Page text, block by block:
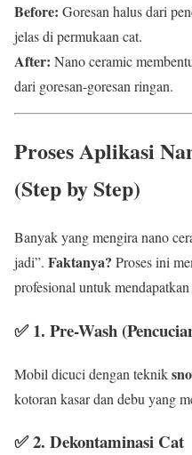
Before: Goresan halus dari
jelas di permukaan cat.
After: Nano ceramic
dari goresan-goresan ringan.
Proses Aplikasi
(Step by Step)
Banyak yang mengira nano
jadi”. Faktanya? Proses ini
profesional untuk
✅1. Pre-Wash
Mobil dicuci dengan teknik
kotoran kasar dan debu yang
✅2. Dekontaminasi Cat